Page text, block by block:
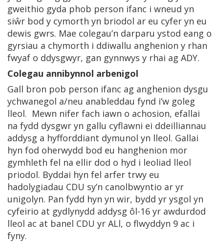
gweithio gyda phob person ifanc i wneud yn
siŵr bod y cymorth yn briodol ar eu cyfer yn eu
dewis gwrs. Mae colegau’n darparu ystod eang o
gyrsiau a chymorth i ddiwallu anghenion y rhan
fwyaf o ddysgwyr, gan gynnwys y rhai ag ADY.
Colegau annibynnol arbenigol
Gall bron pob person ifanc ag anghenion dysgu
ychwanegol a/neu anableddau fynd i’w goleg
lleol. Mewn nifer fach iawn o achosion, efallai
na fydd dysgwr yn gallu cyflawni ei ddeilliannau
addysg a hyfforddiant dymunol yn lleol. Gallai
hyn fod oherwydd bod eu hanghenion mor
gymhleth fel na ellir dod o hyd i leoliad lleol
priodol. Byddai hyn fel arfer trwy eu
hadolygiadau CDU sy’n canolbwyntio ar yr
unigolyn. Pan fydd hyn yn wir, bydd yr ysgol yn
cyfeirio at gydlynydd addysg ôl-16 yr awdurdod
lleol ac at banel CDU yr ALl, o flwyddyn 9 ac i
fyny.